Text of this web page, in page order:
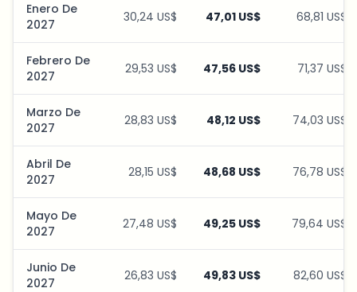
Enero De
2027
30,24 US$ 47,01 US$ 68,81 US$
Febrero De
2027
29,53 US$ 47,56 US$ 71,37 US$
Marzo De
2027
28,83 US$ 48,12 US$ 74,03 US$
Abril De
2027
28,15 US$ 48,68 US$ 76,78 US$
Mayo De
2027
27,48 US$ 49,25 US$ 79,64 US$
Junio De
2027
26,83 US$ 49,83 US$ 82,60 US$